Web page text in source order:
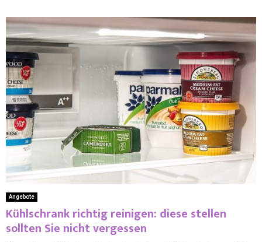
Angebote
Kühlschrank richtig reinigen: diese stellen
sollten Sie nicht vergessen